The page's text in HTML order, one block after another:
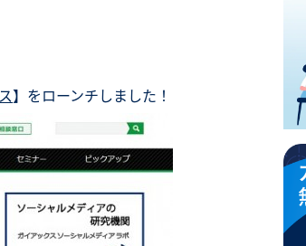
ニング
】をローンチしました！